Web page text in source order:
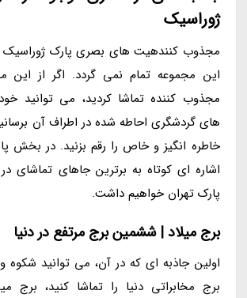
ژوراسیک
مجذوب کنندهیت های بصری پارک ژوراسیک
این مجموعه تمام نمی گردد. اگر از این
مجذوب کننده تماشا کردید، می توانید
های گردشگری احاطه شده در اطراف آن
خاطره انگیز و خاص را رقم بزنید. در بخش
اشاره ای کوتاه به برترین جاهای تماشای
پارک تهران خواهیم داشت.
برج میلاد | ششمین برج مرتفع در دنیا
اولین جاذبه ای که در آن، می توانید
برج مخابراتی دنیا را تماشا کنید، برج